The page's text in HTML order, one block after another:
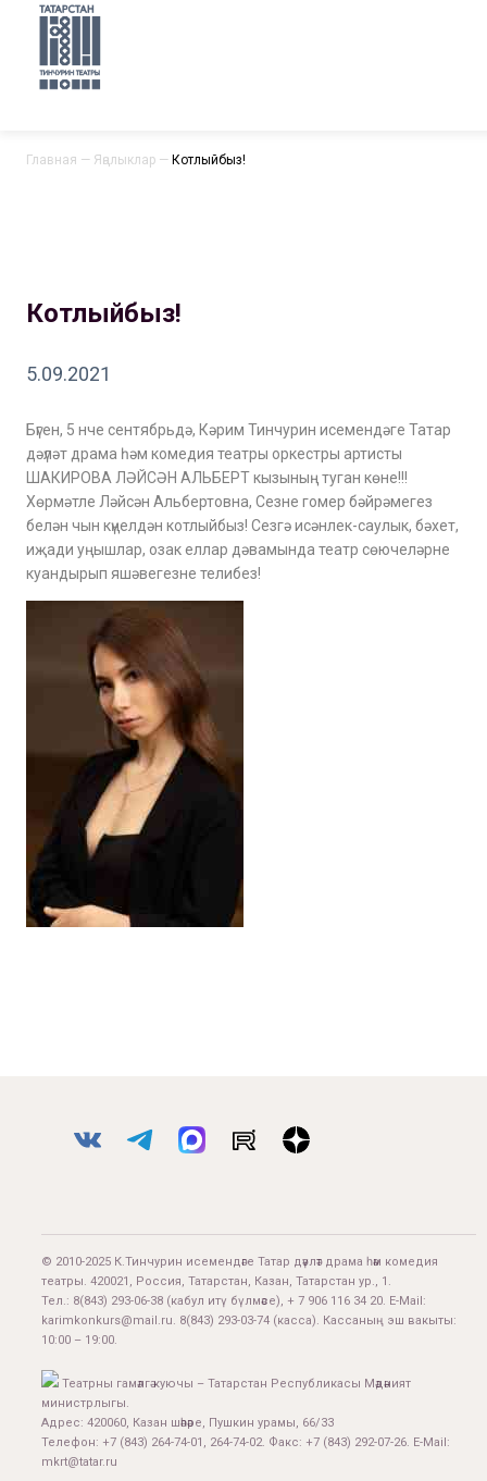
Главная — Яңалыклар — Котлыйбыз!
Котлыйбыз!
5.09.2021
Бүген, 5 нче сентябрьдә, Кәрим Тинчурин исемендәге Татар
дәүләт драма һәм комедия театры оркестры артисты
ШАКИРОВА ЛӘЙСӘН АЛЬБЕРТ кызының туган көне!!!
Хөрмәтле Ләйсән Альбертовна, Сезне гомер бәйрәмегез
белән чын күңелдән котлыйбыз! Сезгә исәнлек-саулык, бәхет,
иҗади уңышлар, озак еллар дәвамында театр сөючеләрне
куандырып яшәвегезне телибез!
© 2010-2025 К.Тинчурин исемендәге Татар дәүләт драма һәм комедия
театры. 420021, Россия, Татарстан, Казан, Татарстан ур., 1.
Тел.: 8(843) 293-06-38 (кабул итү бүлмәсе), + 7 906 116 34 20. E-Mail:
karimkonkurs@mail.ru. 8(843) 293-03-74 (касса). Кассаның эш вакыты:
10:00 – 19:00.
Театрны гамәлгә куючы – Татарстан Республикасы Мәдәният
министрлыгы.
Адрес: 420060, Казан шәһәре, Пушкин урамы, 66/33
Телефон: +7 (843) 264-74-01, 264-74-02. Факс: +7 (843) 292-07-26. E-Mail:
mkrt@tatar.ru